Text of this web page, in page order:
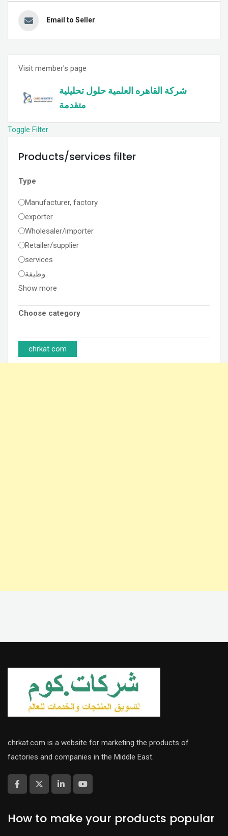
Email to Seller
Visit member's page
شركة القاهره العلمية حلول تحليلية
متقدمة
Toggle Filter
Products/services filter
Type
Manufacturer, factory
exporter
Wholesaler/importer
Retailer/supplier
services
وظيفة
Show more
Choose category
chrkat com
chrkat.com is a website for marketing the products of
factories and companies in the Middle East.
How to make your products popular